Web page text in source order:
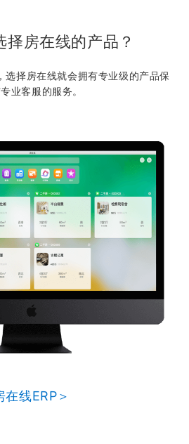
择房在线的产品？
选择房在线就会拥有专业级的产品保
业客服的服务。
在线ERP＞